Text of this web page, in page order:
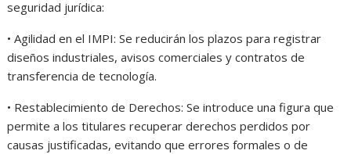
seguridad jurídica:
• Agilidad en el IMPI: Se reducirán los plazos para registrar
diseños industriales, avisos comerciales y contratos de
transferencia de tecnología.
• Restablecimiento de Derechos: Se introduce una figura que
permite a los titulares recuperar derechos perdidos por
causas justificadas, evitando que errores formales o de